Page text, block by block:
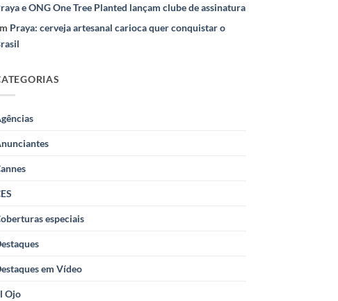
e ONG One Tree Planted lançam clube de assinatura
Praya: cerveja artesanal carioca quer conquistar o
especiais
em Vídeo
Ojo